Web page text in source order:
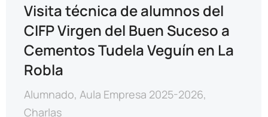
Visita técnica de alumnos del
CIFP Virgen del Buen Suceso a
Cementos Tudela Veguín en La
Robla
Alumnado, Aula Empresa 2025-2026,
Charlas